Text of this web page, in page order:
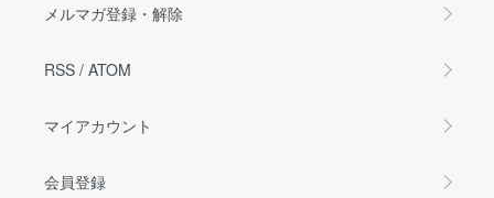
メルマガ登録・解除
RSS / ATOM
マイアカウント
会員登録